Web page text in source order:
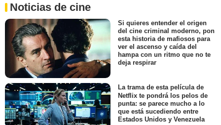
Noticias de cine
Si quieres entender el origen
del cine criminal moderno, pon
esta historia de mafiosos para
ver el ascenso y caída del
hampa con un ritmo que no te
deja respirar
La trama de esta película de
Netflix te pondrá los pelos de
punta: se parece mucho a lo
que está sucediendo entre
Estados Unidos y Venezuela